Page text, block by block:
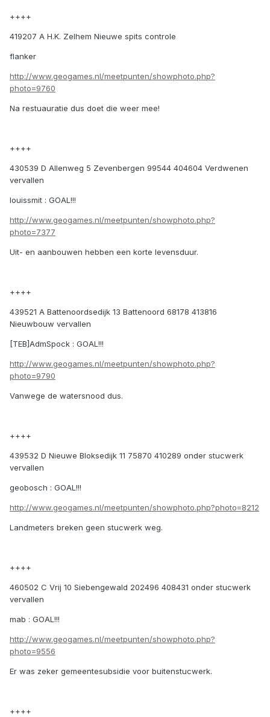
++++
419207 A H.K. Zelhem Nieuwe spits controle
flanker
http://www.geogames.nl/meetpunten/showphoto.php?
photo=9760
Na restuauratie dus doet die weer mee!
++++
430539 D Allenweg 5 Zevenbergen 99544 404604 Verdwenen
vervallen
louissmit : GOAL!!!
http://www.geogames.nl/meetpunten/showphoto.php?
photo=7377
Uit- en aanbouwen hebben een korte levensduur.
++++
439521 A Battenoordsedijk 13 Battenoord 68178 413816
Nieuwbouw vervallen
[TEB]AdmSpock : GOAL!!!
http://www.geogames.nl/meetpunten/showphoto.php?
photo=9790
Vanwege de watersnood dus.
++++
439532 D Nieuwe Bloksedijk 11 75870 410289 onder stucwerk
vervallen
geobosch : GOAL!!!
http://www.geogames.nl/meetpunten/showphoto.php?photo=8212
Landmeters breken geen stucwerk weg.
++++
460502 C Vrij 10 Siebengewald 202496 408431 onder stucwerk
vervallen
mab : GOAL!!!
http://www.geogames.nl/meetpunten/showphoto.php?
photo=9556
Er was zeker gemeentesubsidie voor buitenstucwerk.
++++